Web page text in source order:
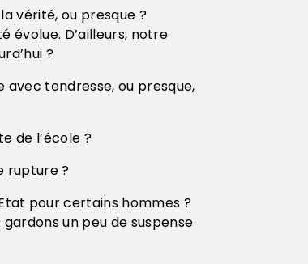
vérité, ou presque ?
évolue. D’ailleurs, notre
?
avec tendresse, ou presque,
de l’école ?
rupture ?
pour certains hommes ?
un peu de suspense